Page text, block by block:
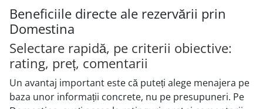
Beneficiile directe ale rezervării prin
Domestina
Selectare rapidă, pe criterii obiective:
rating, preț, comentarii
Un avantaj important este că puteți alege menajera pe
baza unor informații concrete, nu pe presupuneri. Pe